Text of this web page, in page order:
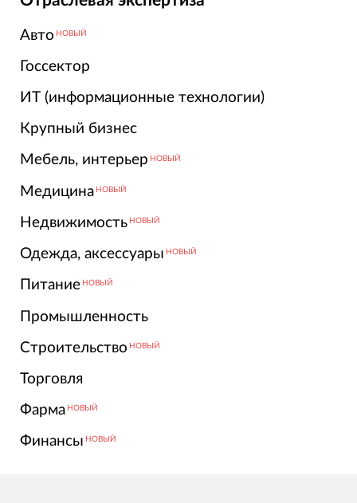
Авто НОВЫЙ
Госсектор
ИТ (информационные технологии)
Крупный бизнес
Мебель, интерьер НОВЫЙ
Медицина НОВЫЙ
Недвижимость НОВЫЙ
Одежда, аксессуары НОВЫЙ
Питание НОВЫЙ
Промышленность
Строительство НОВЫЙ
Торговля
Фарма НОВЫЙ
Финансы НОВЫЙ